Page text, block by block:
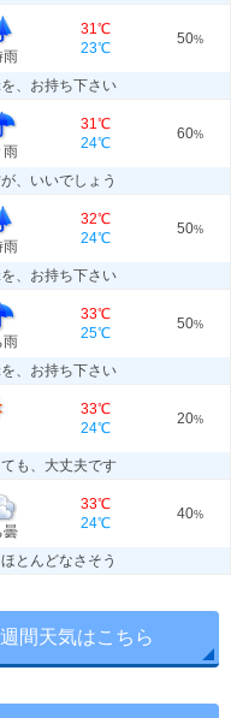
雨
31℃
23℃
50%
、お持ち下さい
雨
31℃
24℃
60%
、いいでしょう
雨
32℃
24℃
50%
、お持ち下さい
雨
33℃
25℃
50%
、お持ち下さい
33℃
24℃
20%
も、大丈夫です
曇
33℃
24℃
40%
とんどなさそう
間天気はこちら